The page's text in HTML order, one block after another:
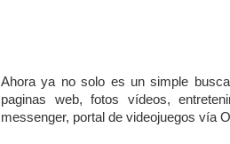
Ahora ya no solo es un simple
paginas web, fotos vídeos,
messenger, portal de videojuegos vía